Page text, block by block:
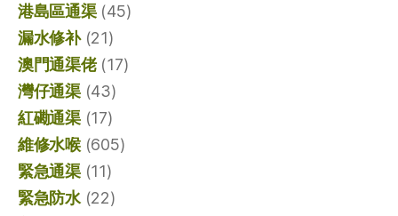
港島區通渠(45)
漏水修补(21)
澳門通渠佬(17)
灣仔通渠(43)
紅磡通渠(17)
維修水喉(605)
緊急通渠(11)
緊急防水(22)